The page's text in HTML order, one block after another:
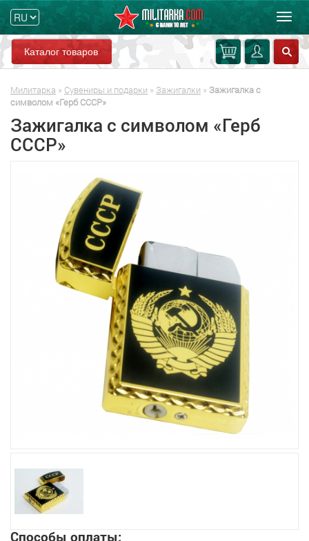
Каталог товаров
Милитарка » Сувениры и подарки » Зажигалки » Зажигалка с
символом «Герб СССР»
Зажигалка с символом «Герб
СССР»
Способы оплаты: